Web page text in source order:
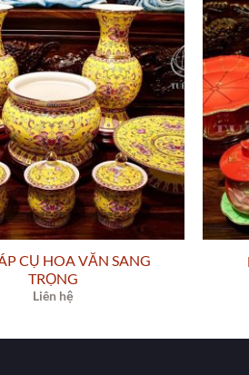
CỤ HOA VĂN SANG
TRỌNG
Liên hệ